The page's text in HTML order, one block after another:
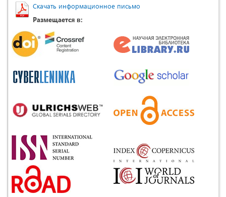
Скачать информационное письмо
Размещается в: